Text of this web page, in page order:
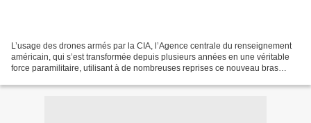
L’usage des drones armés par la CIA, l’Agence centrale du renseignement
américain, qui s’est transformée depuis plusieurs années en une véritable
force paramilitaire, utilisant à de nombreuses reprises ce nouveau bras